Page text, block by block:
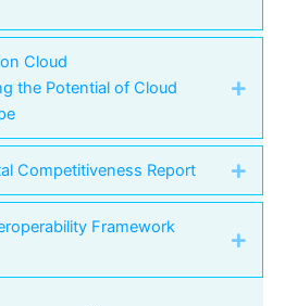
Cloud
the Potential of Cloud
Competitiveness Report
Framework